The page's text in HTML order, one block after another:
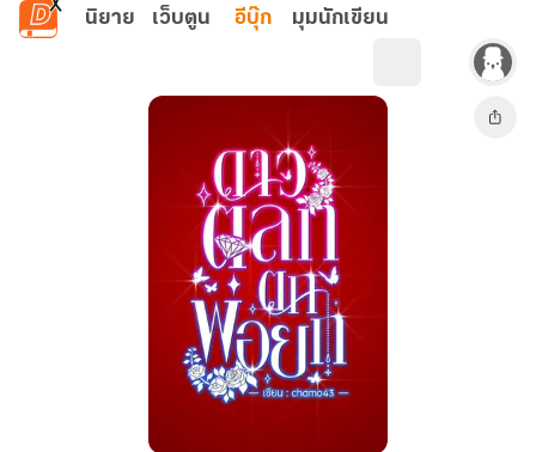
ข้ามไปยังเนื้อหาหลัก
นิยาย เว็บตูน อีบุ๊ก มุมนักเขียน